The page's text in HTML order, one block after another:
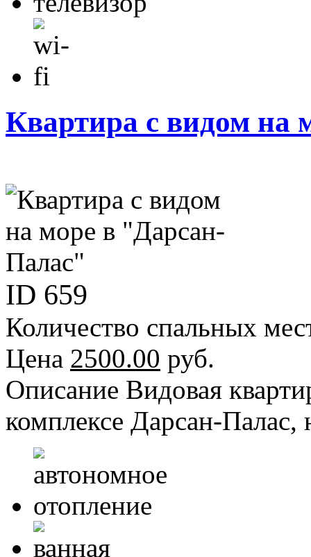
Квартира с видом на
ID 659
Количество спальных
Цена 2500.00 руб.
Описание Видовая
комплексе Дарсан-Палас,